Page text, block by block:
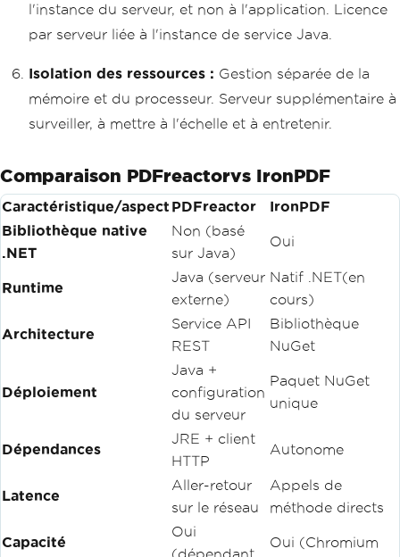
l'instance du serveur, et non à l'application. Licence
par serveur liée à l'instance de service Java.
Isolation des ressources : Gestion séparée de la
mémoire et du processeur. Serveur supplémentaire à
surveiller, à mettre à l'échelle et à entretenir.
Comparaison PDFreactorvs IronPDF
Caractéristique/aspect PDFreactor
IronPDF
Bibliothèque native
.NET
Non (basé
sur Java)
Oui
Runtime
Java (serveur
externe)
Natif .NET(en
cours)
Architecture
Service API
REST
Bibliothèque
NuGet
Déploiement
Java +
configuration
du serveur
Paquet NuGet
unique
Dépendances
JRE + client
HTTP
Autonome
Latence
Aller-retour
sur le réseau
Appels de
méthode directs
Capacité
Oui
(dépendant
Oui (Chromium